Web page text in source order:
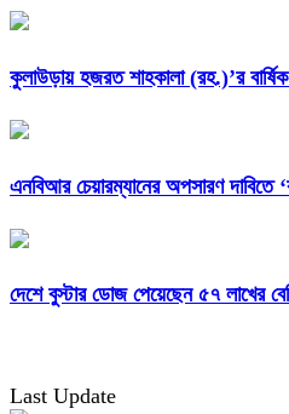
কুলাউড়ায় হজরত শাহকালা (রহ.)’র
এনবিআর চেয়ারম্যানের অপসারণ দাবিতে
দেশে বুস্টার ডোজ পেয়েছেন ৫৭ লাখের
Last Update